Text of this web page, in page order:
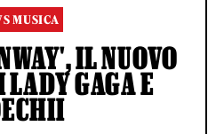
MUSICA
IL NUOVO
LADY GAGA E